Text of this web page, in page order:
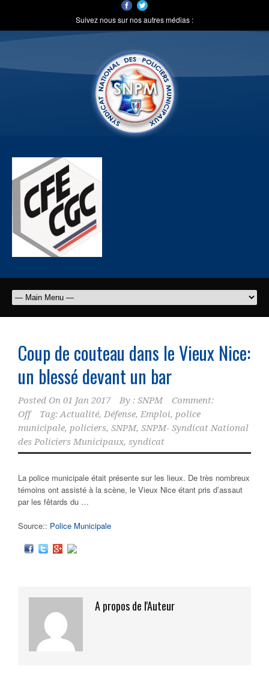
Suivez nous sur nos autres médias :
Coup de couteau dans le Vieux Nice:
un blessé devant un bar
Posted On 01 Jan 2017 By : SNPM
Comment:
Off
Tag:Actualité, Défense, Emploi, police
municipale, policiers, SNPM, SNPM- Syndicat National
des Policiers Municipaux, syndicat
La police municipale était présente sur les lieux. De très nombreux
témoins ont assisté à la scène, le Vieux Nice étant pris d’assaut
par les fêtards du …
Source:: Police Municipale
A propos de l'Auteur